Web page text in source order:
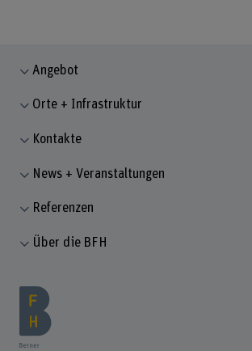
Angebot
Orte + Infrastruktur
Kontakte
News + Veranstaltungen
Referenzen
Über die BFH